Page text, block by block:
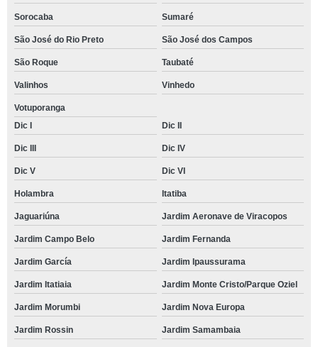
Sorocaba Sumaré
São José do Rio Preto São José dos Campos
São Roque Taubaté
Valinhos Vinhedo
Votuporanga
Dic I
Dic II
Dic III Dic IV
Dic V Dic VI
Holambra Itatiba
Jaguariúna Jardim Aeronave de Viracopos
Jardim Campo Belo Jardim Fernanda
Jardim García Jardim Ipaussurama
Jardim Itatiaia Jardim Monte Cristo/Parque Oziel
Jardim Morumbi Jardim Nova Europa
Jardim Rossin Jardim Samambaia